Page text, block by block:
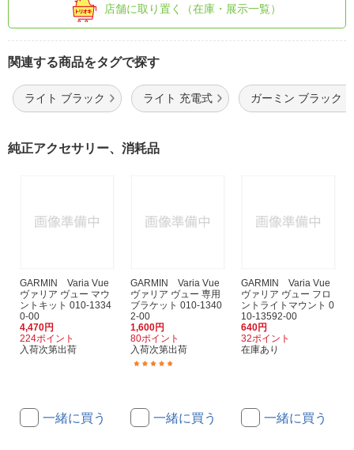
店舗に取り置く（在庫・展示一覧）
関連する商品をタグで探す
ライト ブラック ライト 充電式 ガーミン ブラック
純正アクセサリー、消耗品
GARMIN Varia Vue
ヴァリア ヴュー マウ
ントキット 010-1334
0-00
4,470円
224ポイント
入荷次第出荷
一緒に買う
GARMIN Varia Vue
ヴァリア ヴュー 専用
ブラケット 010-1340
2-00
1,600円
80ポイント
入荷次第出荷
一緒に買う
GARMIN Varia Vue
ヴァリア ヴュー フロ
ントライトマウント 0
10-13592-00
640円
32ポイント
在庫あり
一緒に買う